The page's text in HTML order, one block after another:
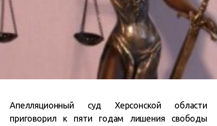
Апелляционный суд Херсонской области
приговорил к пяти годам лишения свободы